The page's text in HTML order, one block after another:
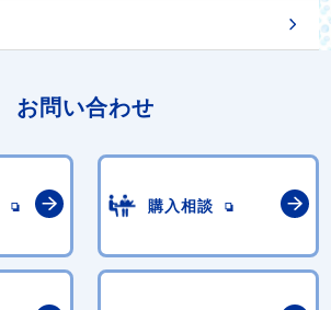
お問い合わせ
購入相談